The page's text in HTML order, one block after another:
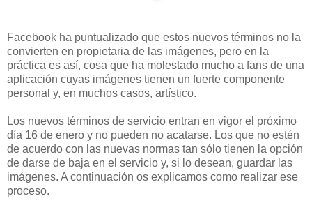
Facebook ha puntualizado que estos nuevos términos no la
convierten en propietaria de las imágenes, pero en la
práctica es así, cosa que ha molestado mucho a fans de una
aplicación cuyas imágenes tienen un fuerte componente
personal y, en muchos casos, artístico.
Los nuevos términos de servicio entran en vigor el próximo
día 16 de enero y no pueden no acatarse. Los que no estén
de acuerdo con las nuevas normas tan sólo tienen la opción
de darse de baja en el servicio y, si lo desean, guardar las
imágenes. A continuación os explicamos como realizar ese
proceso.